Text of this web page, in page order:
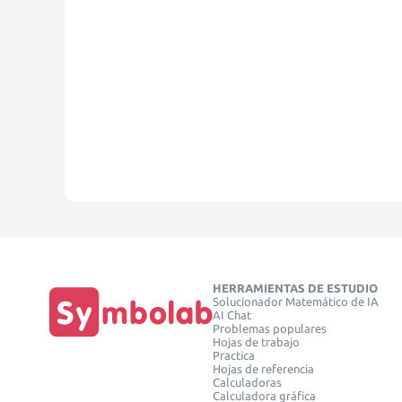
HERRAMIENTAS DE ESTUDIO
Solucionador Matemático de IA
AI Chat
Problemas populares
Hojas de trabajo
Practica
Hojas de referencia
Calculadoras
Calculadora gráfica